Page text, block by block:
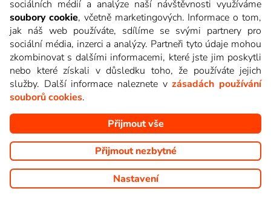
Moře stanic a skvělé funkce
Sledujte online živé vysílání 176 TV stanic nebo si
vychutnejte své oblíbené filmy, seriály a cokoli mezi tím až
100 dní zpětně. Všechny pořady můžete přetáčet,
pozastavovat nebo neomezeně nahrávat a užívat si je za
skvělou cenu.
sociálních médií a analýze naší návštěvnosti využíváme
soubory cookie, včetně marketingových. Informace o tom,
jak náš web používáte, sdílíme se svými partnery pro
sociální média, inzerci a analýzy. Partneři tyto údaje mohou
zkombinovat s dalšími informacemi, které jste jim poskytli
nebo které získali v důsledku toho, že používáte jejich
služby. Další informace naleznete vzásadách používání
souborů cookies.
Přijmout vše
Přijmout nezbytné
Nastavení